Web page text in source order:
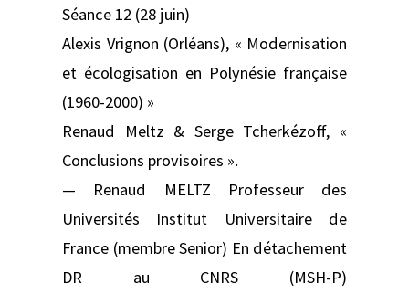
Séance 12 (28 juin)
Alexis Vrignon (Orléans), « Modernisation
et écologisation en Polynésie française
(1960-2000) »
Renaud Meltz & Serge Tcherkézoff, «
Conclusions provisoires ».
— Renaud MELTZ Professeur des
Universités Institut Universitaire de
France (membre Senior) En détachement
DR au CNRS (MSH-P)